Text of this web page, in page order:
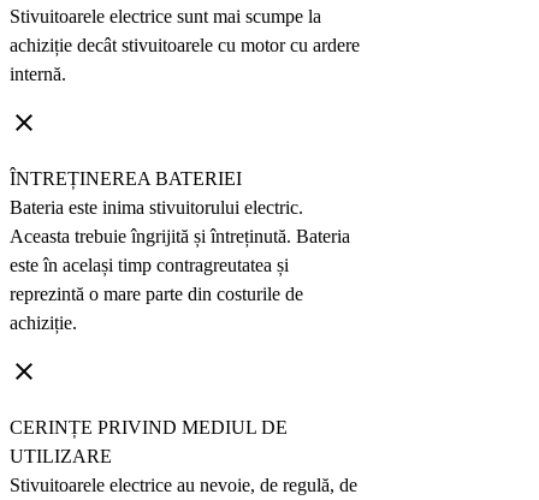
Stivuitoarele electrice sunt mai scumpe la
achiziție decât stivuitoarele cu motor cu ardere
internă.
clear
ÎNTREȚINEREA BATERIEI
Bateria este inima stivuitorului electric.
Aceasta trebuie îngrijită și întreținută. Bateria
este în același timp contragreutatea și
reprezintă o mare parte din costurile de
achiziție.
clear
CERINȚE PRIVIND MEDIUL DE
UTILIZARE
Stivuitoarele electrice au nevoie, de regulă, de